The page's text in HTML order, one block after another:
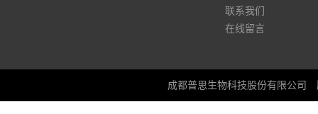
联系我们
在线留言
成都普思生物科技股份有限公司